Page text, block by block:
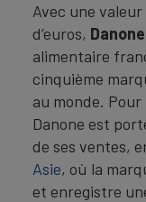
Avec une
d’euros, Danone
alimentaire
cinquième
au monde.
Danone est
de ses ventes,
Asie, où la
et enregistre